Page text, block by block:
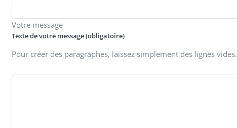
Votre message
Texte de votre message (obligatoire)
Pour créer des paragraphes, laissez simplement des lignes vides.